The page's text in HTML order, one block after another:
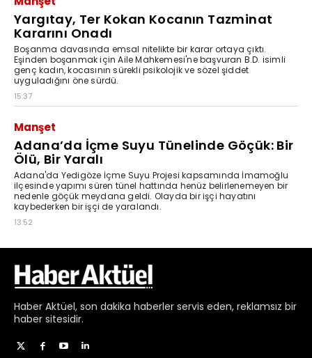
Haber Aktüel, son dakika haberler servis eden, reklamsız bir
haber sitesidir.